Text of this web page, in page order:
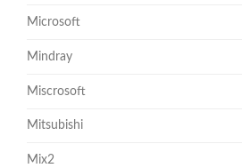
Microsoft
Mindray
Miscrosoft
Mitsubishi
Mix2